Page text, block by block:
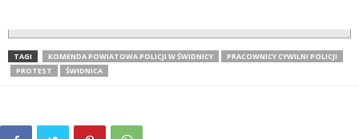
TAGI KOMENDA POWIATOWA POLICJI W ŚWIDNICY
PRACOWNICY CYWILNI POLICJI
PROTEST
ŚWIDNICA